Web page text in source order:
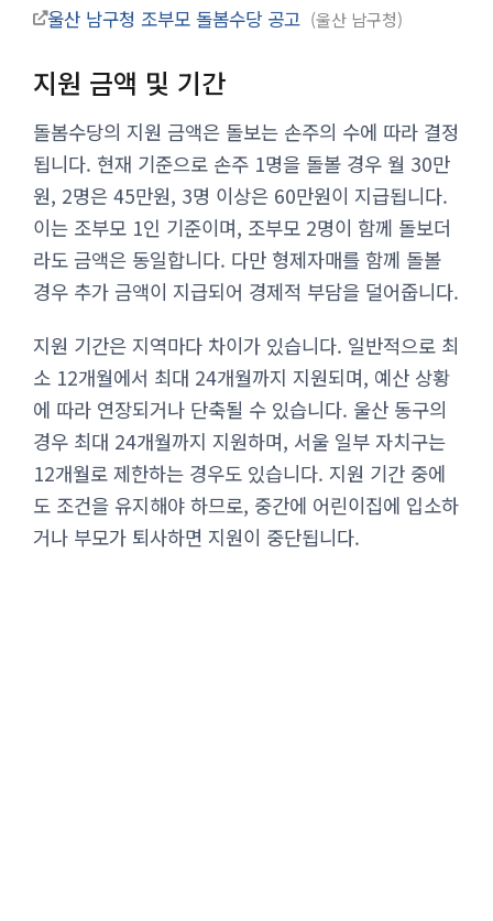
울산 남구청 조부모 돌봄수당 공고 울산 남구청
지원 금액 및 기간
돌봄수당의 지원 금액은 돌보는 손주의 수에 따라 결정
됩니다. 현재 기준으로 손주 1명을 돌볼 경우 월 30만
원, 2명은 45만원, 3명 이상은 60만원이 지급됩니다.
이는 조부모 1인 기준이며, 조부모 2명이 함께 돌보더
라도 금액은 동일합니다. 다만 형제자매를 함께 돌볼
경우 추가 금액이 지급되어 경제적 부담을 덜어줍니다.
지원 기간은 지역마다 차이가 있습니다. 일반적으로 최
소 12개월에서 최대 24개월까지 지원되며, 예산 상황
에 따라 연장되거나 단축될 수 있습니다. 울산 동구의
경우 최대 24개월까지 지원하며, 서울 일부 자치구는
12개월로 제한하는 경우도 있습니다. 지원 기간 중에
도 조건을 유지해야 하므로, 중간에 어린이집에 입소하
거나 부모가 퇴사하면 지원이 중단됩니다.